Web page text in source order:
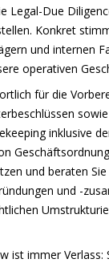
Legal-Due
Konkret
und internen
operativen
für die
inklusive
und beraten Sie
und -
ist immer Verlass: